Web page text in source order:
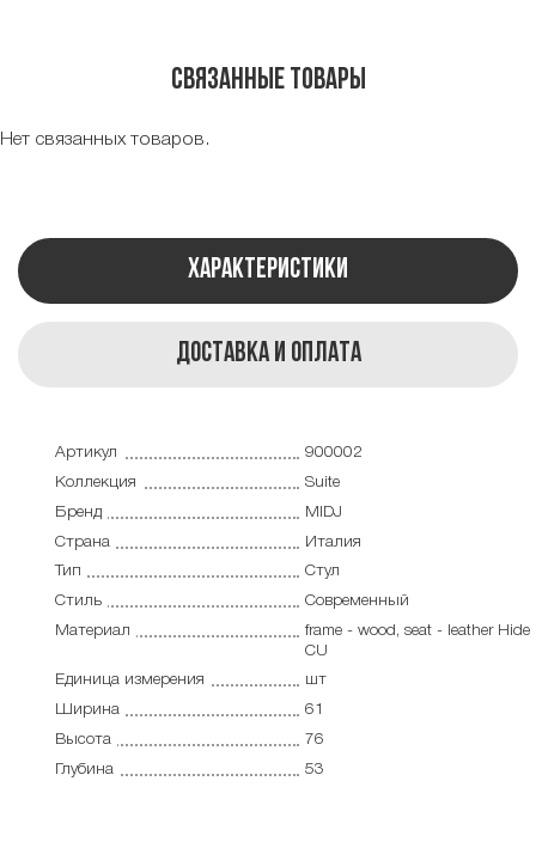
Связанные товары
Нет связанных товаров.
Характеристики
Доставка и оплата
Артикул
900002
Коллекция
Suite
Бренд
MIDJ
Страна
Италия
Тип
Стул
Стиль
Современный
Материал
frame - wood, seat - leather Hide
CU
Единица измерения
шт
Ширина
61
Высота
76
Глубина
53